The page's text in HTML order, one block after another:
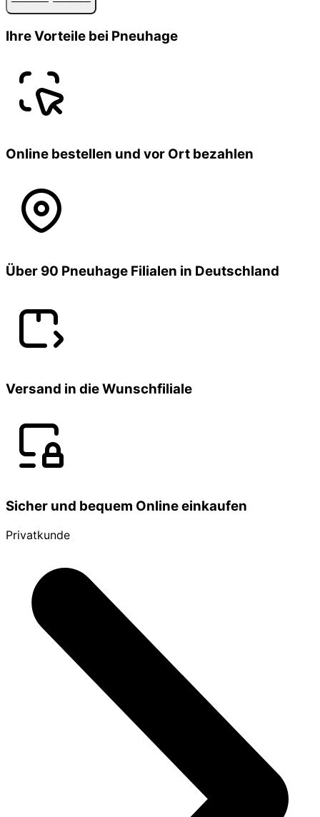
Ihre Vorteile bei Pneuhage
Online bestellen und vor Ort bezahlen
Über 90 Pneuhage Filialen in Deutschland
Versand in die Wunschfiliale
Sicher und bequem Online einkaufen
Privatkunde